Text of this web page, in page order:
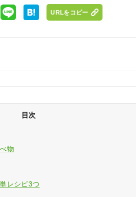
URLをコピー
目次
物
レシピ3つ